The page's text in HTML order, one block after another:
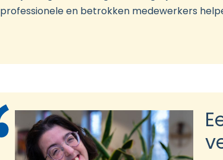
professionele en betrokken medewerkers